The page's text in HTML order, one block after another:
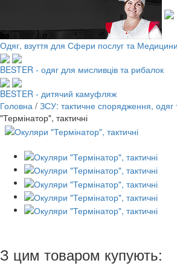
Одяг, взуття для Сфери послуг та Медицини
BESTER - одяг для мисливців та рибалок
BESTER - дитячий камуфляж
Головна / ЗСУ: тактичне спорядження, одяг
"Термінатор", тактичні
З цим товаром купують: